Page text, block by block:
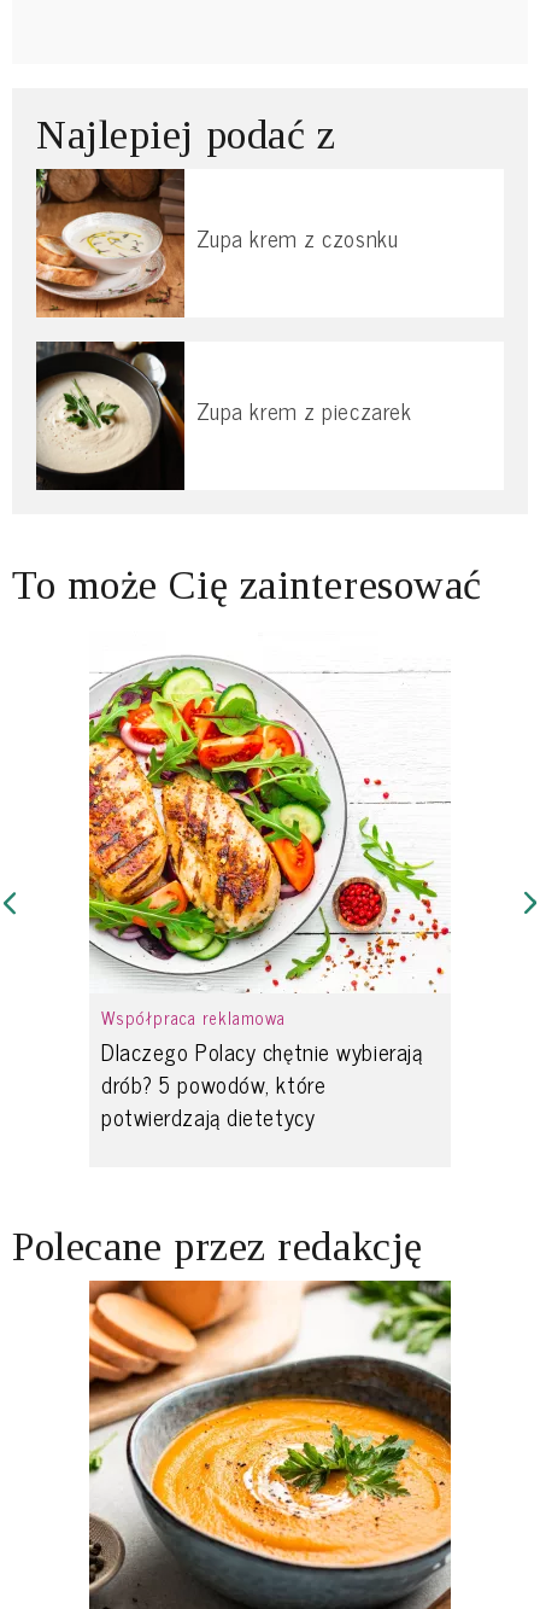
Najlepiej podać z
Zupa krem z czosnku
Zupa krem z pieczarek
To może Cię zainteresować
Współpraca reklamowa
Dlaczego Polacy chętnie wybierają
drób? 5 powodów, które
potwierdzają dietetycy
Polecane przez redakcję